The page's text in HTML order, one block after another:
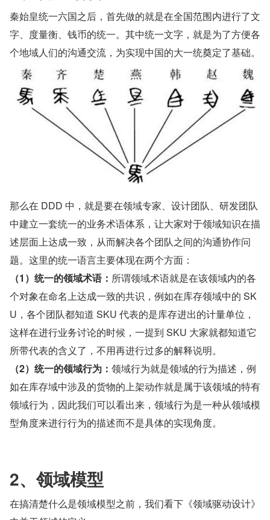
秦始皇统一六国之后，首先做的就是在全国范围内进行了文
字、度量衡、钱币的统一。其中统一文字，就是为了方便各
个地域人们的沟通交流，为实现中国的大一统奠定了基础。
那么在 DDD 中，就是要在领域专家、设计团队、研发团队
中建立一套统一的业务术语体系，让大家对于领域知识在描
述层面上达成一致，从而解决各个团队之间的沟通协作问
题。这里的统一语言主要体现在两个方面：
（1）统一的领域术语： 所谓领域术语就是在该领域内的各
个对象在命名上达成一致的共识，例如在库存领域中的 SK
U，各个团队都知道 SKU 代表的是库存进出的计量单位，
这样在进行业务讨论的时候，一提到 SKU 大家就都知道它
所带代表的含义了，不用再进行过多的解释说明。
（2）统一的领域行为： 领域行为就是领域的行为描述，例
如在库存域中涉及的货物的上架动作就是属于该领域的特有
领域行为，因此我们可以看出来，领域行为是一种从领域模
型角度来进行行为的描述而不是具体的实现角度。
2、领域模型
在搞清楚什么是领域模型之前，我们看下《领域驱动设计》